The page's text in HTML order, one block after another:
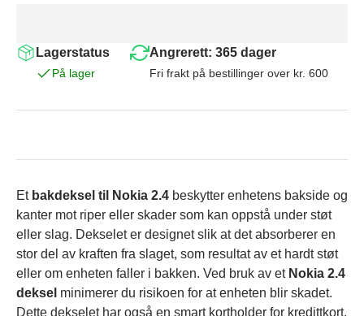
Lagerstatus
På lager
Angrerett: 365 dager
Fri frakt på bestillinger over kr. 600
Et bakdeksel til Nokia 2.4 beskytter enhetens bakside og
kanter mot riper eller skader som kan oppstå under støt
eller slag. Dekselet er designet slik at det absorberer en
stor del av kraften fra slaget, som resultat av et hardt støt
eller om enheten faller i bakken. Ved bruk av et Nokia 2.4
deksel minimerer du risikoen for at enheten blir skadet.
Dette dekselet har også en smart kortholder for kredittkort.